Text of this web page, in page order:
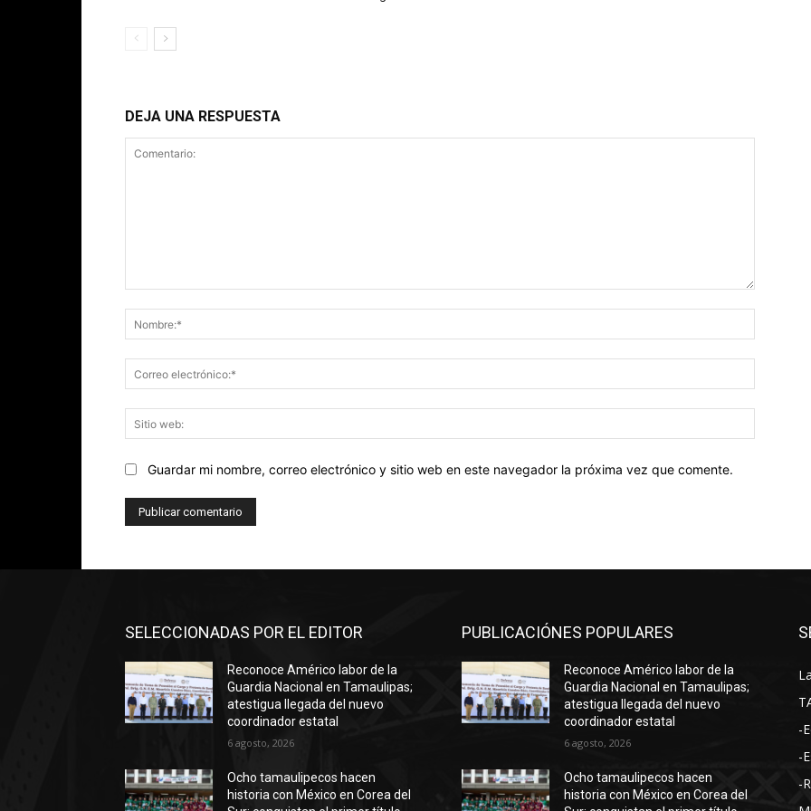
DEJA UNA RESPUESTA
web:
Guardar mi nombre, correo electrónico y sitio web en este navegador la próxima vez que comente.
SELECCIONADAS POR EL EDITOR
Reconoce Américo labor de la
Guardia Nacional en Tamaulipas;
atestigua llegada del nuevo
coordinador estatal
6 agosto, 2026
Ocho tamaulipecos hacen
historia con México en Corea del
PUBLICACIÓNES POPULARES
Reconoce Américo labor de la
Guardia Nacional en Tamaulipas;
atestigua llegada del nuevo
coordinador estatal
6 agosto, 2026
Ocho tamaulipecos hacen
historia con México en Corea del
-
-
-